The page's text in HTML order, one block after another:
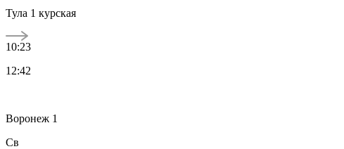
Тула 1 курская
10:23
12:42
Воронеж 1
Св